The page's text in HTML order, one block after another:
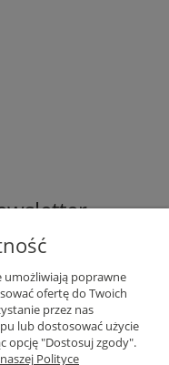
umożliwiają poprawne
ofertę do Twoich
przez nas
lub dostosować użycie
opcję "Dostosuj zgody".
Polityce